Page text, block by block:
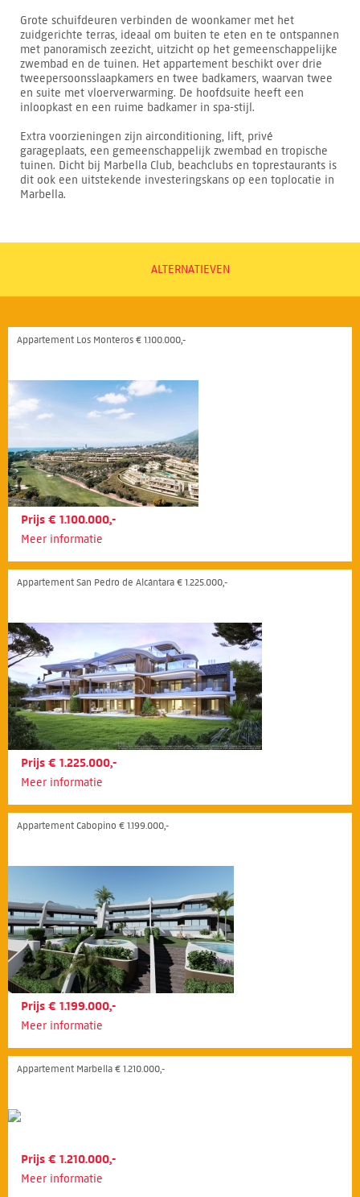
Grote schuifdeuren verbinden de woonkamer met het
zuidgerichte terras, ideaal om buiten te eten en te ontspannen
met panoramisch zeezicht, uitzicht op het gemeenschappelijke
zwembad en de tuinen. Het appartement beschikt over drie
tweepersoonsslaapkamers en twee badkamers, waarvan twee
en suite met vloerverwarming. De hoofdsuite heeft een
inloopkast en een ruime badkamer in spa-stijl.
Extra voorzieningen zijn airconditioning, lift, privé
garageplaats, een gemeenschappelijk zwembad en tropische
tuinen. Dicht bij Marbella Club, beachclubs en toprestaurants is
dit ook een uitstekende investeringskans op een toplocatie in
Marbella.
ALTERNATIEVEN
Appartement Los Monteros € 1.100.000,-
Prijs € 1.100.000,-
Meer informatie
Appartement San Pedro de Alcántara € 1.225.000,-
Prijs € 1.225.000,-
Meer informatie
Appartement Cabopino € 1.199.000,-
Prijs € 1.199.000,-
Meer informatie
Appartement Marbella € 1.210.000,-
Prijs € 1.210.000,-
Meer informatie